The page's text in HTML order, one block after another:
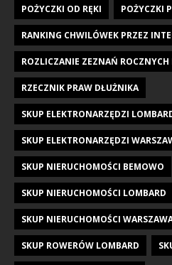
POŻYCZKI OD RĘKI POŻYCZKI
RANKING CHWILÓWEK PRZEZ
ROZLICZANIE ZEZNAŃ ROCZNYCH
RZECZNIK PRAW DŁUŻNIKA
SKUP ELEKTRONARZĘDZI
SKUP ELEKTRONARZĘDZI
SKUP NIERUCHOMOŚCI BEMOWO
SKUP NIERUCHOMOŚCI LOMBARD
SKUP NIERUCHOMOŚCI
SKUP ROWERÓW LOMBARD